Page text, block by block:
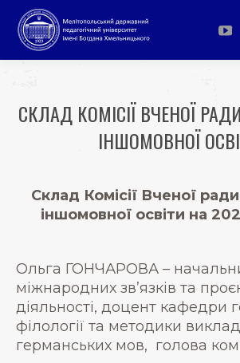
in
СКЛАД КОМІСІЇ ВЧЕНОЇ
ІНШОМОВНОЇ
Склад Комісії Вченої
іншомовної освіти на
Ольга ГОНЧАРОВА –
міжнародних зв’язків та
діяльності, доцент кафедри
філології та методики
германських мов, голова